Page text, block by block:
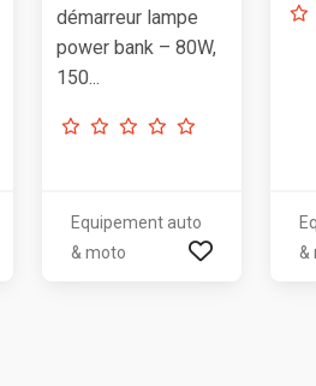
démarreur lampe
power bank – 80W,
150...
Equipement auto
& moto
&